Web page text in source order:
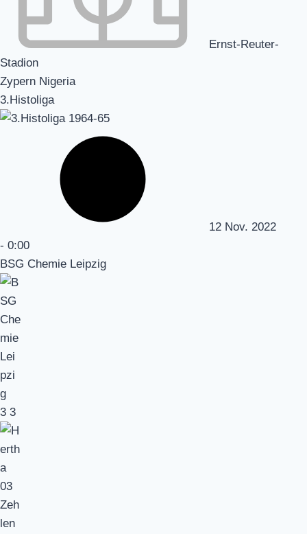
Ernst-Reuter-
Stadion
Zypern Nigeria
3.Histoliga
12 Nov. 2022
- 0:00
BSG Chemie Leipzig
3 3